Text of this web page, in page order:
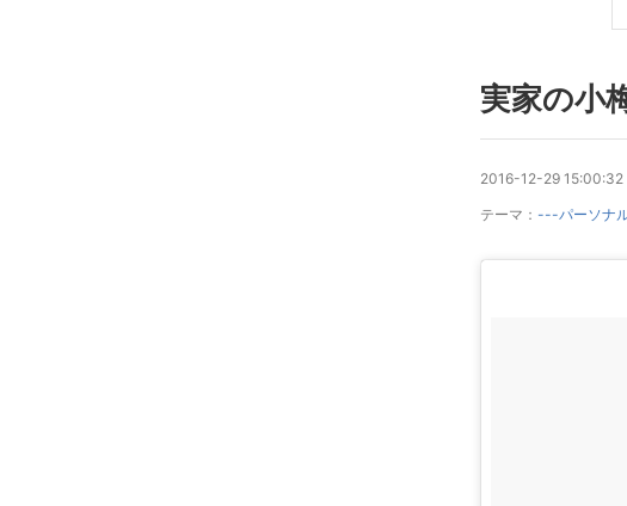
実家の小
2016-12-29 15:00:32
テーマ： ---パーソナ